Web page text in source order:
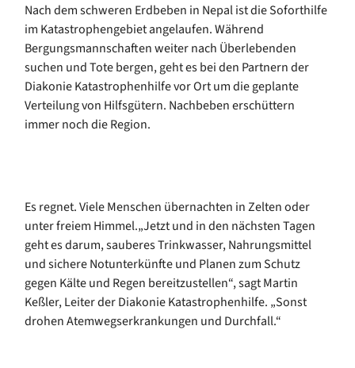
Nach dem schweren Erdbeben in Nepal ist die Soforthilfe
im Katastrophengebiet angelaufen. Während
Bergungsmannschaften weiter nach Überlebenden
suchen und Tote bergen, geht es bei den Partnern der
Diakonie Katastrophenhilfe vor Ort um die geplante
Verteilung von Hilfsgütern. Nachbeben erschüttern
immer noch die Region.
Es regnet. Viele Menschen übernachten in Zelten oder
unter freiem Himmel.„Jetzt und in den nächsten Tagen
geht es darum, sauberes Trinkwasser, Nahrungsmittel
und sichere Notunterkünfte und Planen zum Schutz
gegen Kälte und Regen bereitzustellen“, sagt Martin
Keßler, Leiter der Diakonie Katastrophenhilfe. „Sonst
drohen Atemwegserkrankungen und Durchfall.“